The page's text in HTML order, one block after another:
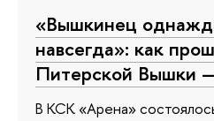
«Вышкинец
навсегда»: как
Питерской Вышки
В КСК «Арена»